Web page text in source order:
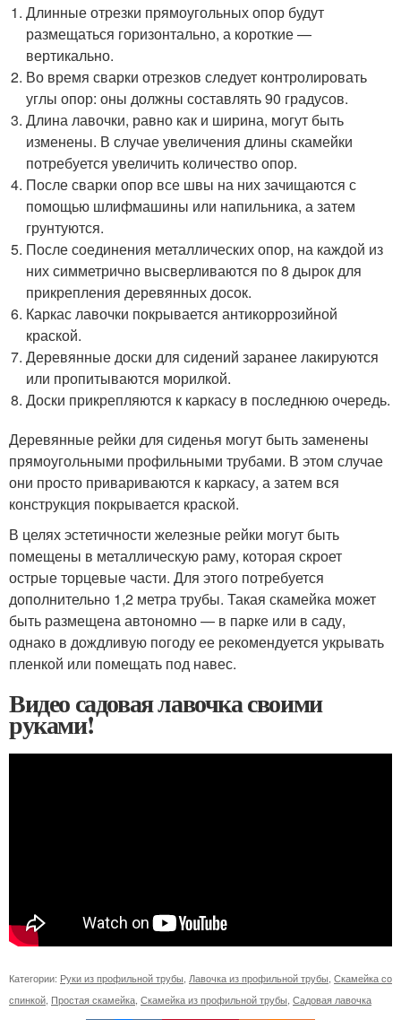
Длинные отрезки прямоугольных опор будут
размещаться горизонтально, а короткие —
вертикально.
Во время сварки отрезков следует контролировать
углы опор: оны должны составлять 90 градусов.
Длина лавочки, равно как и ширина, могут быть
изменены. В случае увеличения длины скамейки
потребуется увеличить количество опор.
После сварки опор все швы на них зачищаются с
помощью шлифмашины или напильника, а затем
грунтуются.
После соединения металлических опор, на каждой из
них симметрично высверливаются по 8 дырок для
прикрепления деревянных досок.
Каркас лавочки покрывается антикоррозийной
краской.
Деревянные доски для сидений заранее лакируются
или пропитываются морилкой.
Доски прикрепляются к каркасу в последнюю очередь.
Деревянные рейки для сиденья могут быть заменены
прямоугольными профильными трубами. В этом случае
они просто привариваются к каркасу, а затем вся
конструкция покрывается краской.
В целях эстетичности железные рейки могут быть
помещены в металлическую раму, которая скроет
острые торцевые части. Для этого потребуется
дополнительно 1,2 метра трубы. Такая скамейка может
быть размещена автономно — в парке или в саду,
однако в дождливую погоду ее рекомендуется укрывать
пленкой или помещать под навес.
Видео садовая лавочка своими
руками!
Категории: Руки из профильной трубы Лавочка из профильной трубы Скамейка со
спинкой Простая скамейка Скамейка из профильной трубы Садовая лавочка